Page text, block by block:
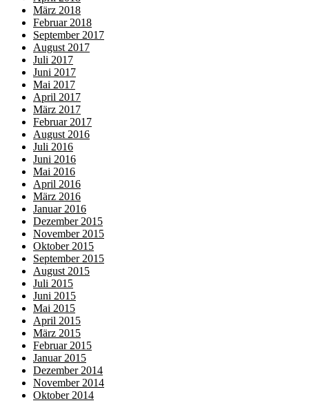
März 2018
Februar 2018
September 2017
August 2017
Juli 2017
Juni 2017
Mai 2017
April 2017
März 2017
Februar 2017
August 2016
Juli 2016
Juni 2016
Mai 2016
April 2016
März 2016
Januar 2016
Dezember 2015
November 2015
Oktober 2015
September 2015
August 2015
Juli 2015
Juni 2015
Mai 2015
April 2015
März 2015
Februar 2015
Januar 2015
Dezember 2014
November 2014
Oktober 2014